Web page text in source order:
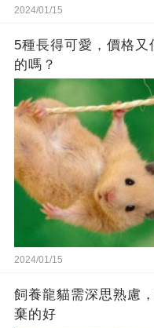
2024/01/15
5種長得可愛，價格
的嗎？
2024/01/15
飼養龍貓需深思熟慮
棄的好